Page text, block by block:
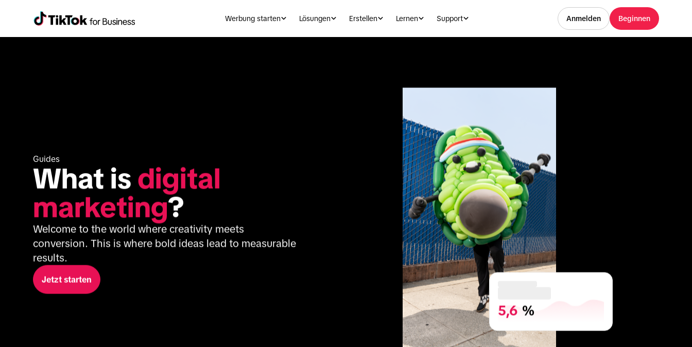
Werbung starten Lösungen Erstellen Lernen Support Anmelden Beginnen
Guides
What is digital
marketing?
Welcome to the world where creativity meets
conversion. This is where bold ideas lead to measurable
results.
Jetzt starten
5,6 %